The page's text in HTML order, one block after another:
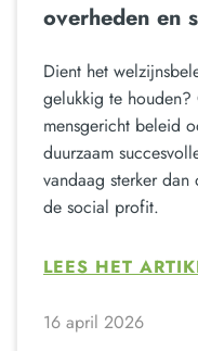
overheden en
Dient het
gelukkig te
mensgericht beleid
duurzaam
vandaag sterker
de social profit.
LEES HET
16 april 2026